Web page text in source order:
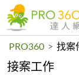
PRO360 > 找案
接案工作